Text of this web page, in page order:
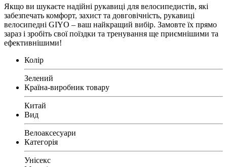
Якщо ви шукаєте надійні рукавиці для велосипедистів, які
забезпечать комфорт, захист та довговічність, рукавиці
велосипедні GIYO – ваш найкращий вибір. Замовте їх прямо
зараз і зробіть свої поїздки та тренування ще приємнішими та
ефективнішими!
Колір
Зелений
Країна-виробник товару
Китай
Вид
Велоаксесуари
Категорія
Унісекс